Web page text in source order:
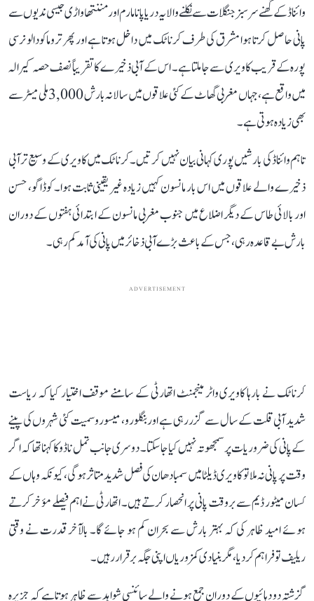
وائناڈ کے گھنے سرسبز جنگلات سے نکلنے والا یہ دریا پانامارم اور مننتھاواڑی جیسی ندیوں سے
پانی حاصل کرتا ہوا مشرق کی طرف کرناٹک میں داخل ہوتا ہے اور پھر تروماکودالو نرسی
پورہ کے قریب کاویری سے جا ملتا ہے۔ اس کے آبی ذخیرے کا تقریباً نصف حصہ کیرالہ
میں واقع ہے، جہاں مغربی گھاٹ کے کئی علاقوں میں سالانہ بارش 3,000 ملی میٹر سے
بھی زیادہ ہوتی ہے۔
تاہم وائناڈ کی بارشیں پوری کہانی بیان نہیں کرتیں۔ کرناٹک میں کاویری کے وسیع تر آبی
ذخیرے والے علاقوں میں اس بار مانسون کہیں زیادہ غیر یقینی ثابت ہوا۔ کوڈاگو، حسن
اور بالائی طاس کے دیگر اضلاع میں جنوب مغربی مانسون کے ابتدائی ہفتوں کے دوران
بارش بے قاعدہ رہی، جس کے باعث بڑے آبی ذخائر میں پانی کی آمد کم رہی۔
ADVERTISEMENT
کرناٹک نے بارہا کاویری واٹر مینجمنٹ اتھارٹی کے سامنے موقف اختیار کیا کہ ریاست
شدید آبی قلت کے سال سے گزر رہی ہے اور بنگلورو، میسورو سمیت کئی شہروں کی پینے
کے پانی کی ضروریات پر سمجھوتہ نہیں کیا جا سکتا۔ دوسری جانب تمل ناڈو کا کہنا تھا کہ اگر
وقت پر پانی نہ ملا تو کاویری ڈیلٹا میں سمبا دھان کی فصل شدید متاثر ہوگی، کیونکہ وہاں کے
کسان میٹور ڈیم سے بروقت پانی پر انحصار کرتے ہیں۔ اتھارٹی نے اہم فیصلے مؤخر کرتے
ہوئے امید ظاہر کی کہ بہتر بارش سے بحران کم ہو جائے گا۔ بالآخر قدرت نے وقتی
ریلیف تو فراہم کر دیا، مگر بنیادی کمزوریاں اپنی جگہ برقرار رہیں۔
گزشتہ دو دہائیوں کے دوران جمع ہونے والے سائنسی شواہد سے ظاہر ہوتا ہے کہ جزیرہ